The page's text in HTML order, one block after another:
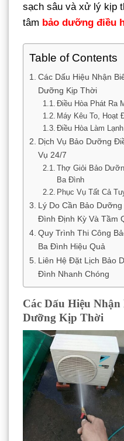
sạch sâu và xử lý kịp
tâm bảo dưỡng điều
Table of Contents
Các Dấu Hiệu Nhận
Dưỡng Kịp Thời
Điều Hòa Phát Ra
Máy Kêu To, Hoạt
Điều Hòa Làm
Dịch Vụ Bảo Dưỡng
Vụ 24/7
Thợ Giỏi Bảo
Ba Đình
Phục Vụ Tất Cả
Lý Do Cần Bảo
Đình Định Kỳ Và Tầm
Quy Trình Thi Công
Ba Đình Hiệu Quả
Liên Hệ Đặt Lịch Bảo
Đình Nhanh Chóng
Các Dấu Hiệu
Dưỡng Kịp Thời